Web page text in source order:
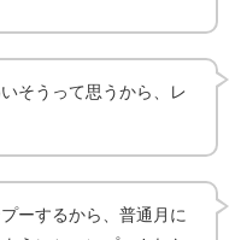
そうって思うから、レ
ーするから、普通月に